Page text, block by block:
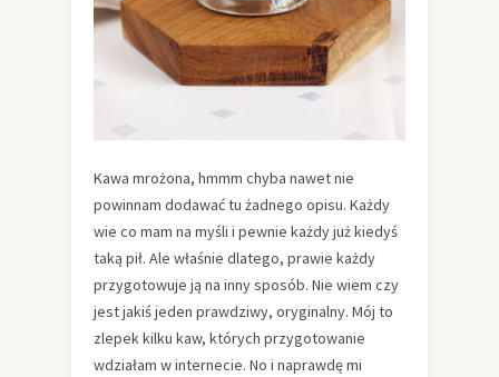
Kawa mrożona, hmmm chyba nawet nie
powinnam dodawać tu żadnego opisu. Każdy
wie co mam na myśli i pewnie każdy już kiedyś
taką pił. Ale właśnie dlatego, prawie każdy
przygotowuje ją na inny sposób. Nie wiem czy
jest jakiś jeden prawdziwy, oryginalny. Mój to
zlepek kilku kaw, których przygotowanie
wdziałam w internecie. No i naprawdę mi